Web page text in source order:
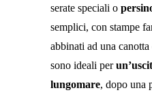
serate speciali o
semplici, con stampe
abbinati ad una
sono ideali per
lungomare, dopo una